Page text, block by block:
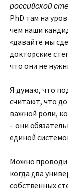
российской
PhD там на
чем наши
«давайте мы
докторские
что они не
Я думаю, что
считают, что
важной роли,
– они
единой
Можно
когда два
собственных